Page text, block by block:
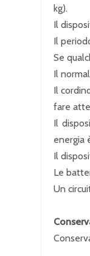
kg).
Il
Il
Se
Il
Il
fare
Il
energia
Il
Le
Un